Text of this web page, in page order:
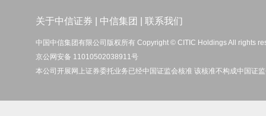
关于中信证券 中信集团 联系我们
中国中信集团有限公司版权所有 Copyright © CITIC Holdings All rights
京公网安备 11010502038911号
本公司开展网上证券委托业务已经中国证监会核准 该核准不构成中国证